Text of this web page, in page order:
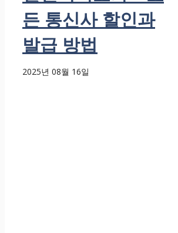
든 통신사 할인과
발급 방법
2025년 08월 16일